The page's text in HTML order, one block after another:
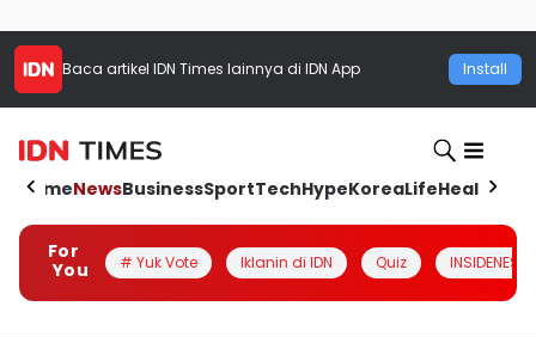
Baca artikel IDN Times lainnya di IDN App Install
HomeNewsBusinessSportTechHypeKoreaLifeHealth
For
You
# Yuk Vote Iklanin di IDN Quiz INSIDENESIA